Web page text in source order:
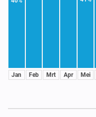
Jan Feb Mrt Apr Mei